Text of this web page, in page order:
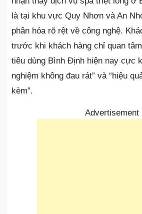
là tại khu vực Quy Nhơn và An
phân hóa rõ rệt về công nghệ.
trước khi khách hàng chỉ quan
tiêu dùng Bình Định hiện nay cực
nghiệm không đau rát” và “hiệu
kèm”.
Advertisement